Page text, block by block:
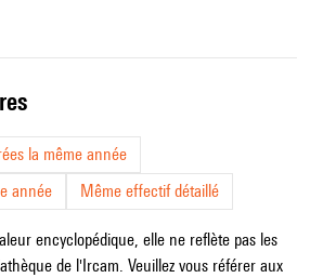
la même année
année
Même effectif détaillé
encyclopédique, elle ne reflète pas les
de l'Ircam. Veuillez vous référer aux